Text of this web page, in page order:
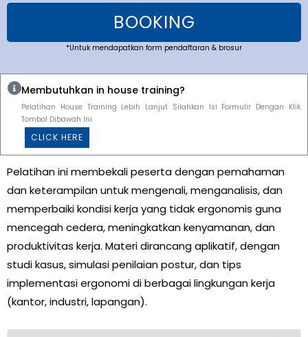
BOOKING
*Untuk mendapatkan form pendaftaran & brosur
Membutuhkan in house training?
Pelatihan House Training Lebih Lanjut Silahkan Isi Formulir Dengan Klik
Tombol Dibawah Ini
CLICK HERE
Pelatihan ini membekali peserta dengan pemahaman
dan keterampilan untuk mengenali, menganalisis, dan
memperbaiki kondisi kerja yang tidak ergonomis guna
mencegah cedera, meningkatkan kenyamanan, dan
produktivitas kerja. Materi dirancang aplikatif, dengan
studi kasus, simulasi penilaian postur, dan tips
implementasi ergonomi di berbagai lingkungan kerja
(kantor, industri, lapangan).